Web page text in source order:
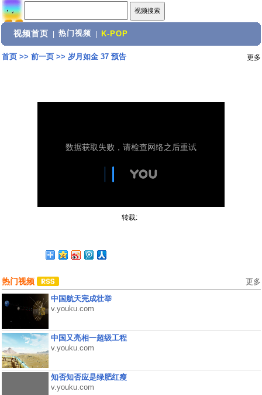
视频首页 热门视频 K-POP
首页>> 前一页>> 岁月如金 37 预告 更多
转载:
热门视频 更多
中国航天完成壮举
v.youku.com
中国又亮相一超级工程
v.youku.com
知否知否应是绿肥红瘦
v.youku.com